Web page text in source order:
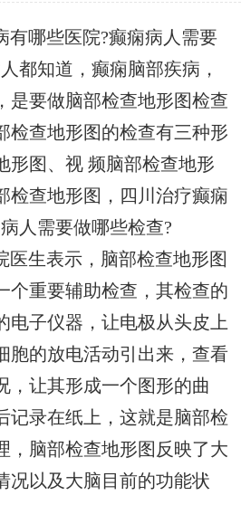
有哪些医院?癫痫病人需要
都知道，癫痫脑部疾病，
是要做脑部检查地形图检查
检查地形图的检查有三种形
形图、视 频脑部检查地形
检查地形图，四川治疗癫痫
人需要做哪些检查?
医生表示，脑部检查地形图
个重要辅助检查，其检查的
电子仪器，让电极从头皮上
胞的放电活动引出来，查看
，让其形成一个图形的曲
记录在纸上，这就是脑部检
，脑部检查地形图反映了大
况以及大脑目前的功能状